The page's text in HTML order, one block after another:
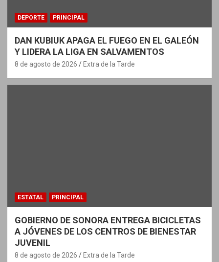
DEPORTE PRINCIPAL
DAN KUBIUK APAGA EL FUEGO EN EL GALEÓN
Y LIDERA LA LIGA EN SALVAMENTOS
8 de agosto de 2026 Extra de la Tarde
ESTATAL PRINCIPAL
GOBIERNO DE SONORA ENTREGA BICICLETAS
A JÓVENES DE LOS CENTROS DE BIENESTAR
JUVENIL
8 de agosto de 2026 Extra de la Tarde